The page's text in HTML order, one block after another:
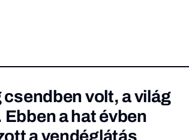
csendben volt, a világ
a hat évben
a vendéglátás